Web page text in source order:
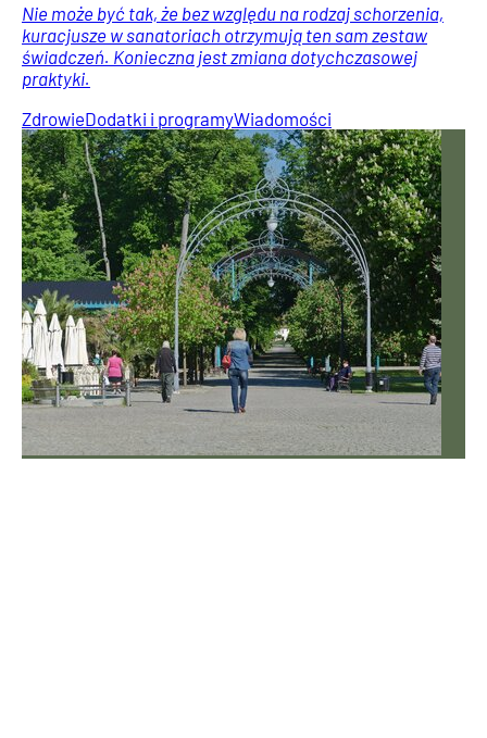
Nie może być tak, że bez względu na rodzaj schorzenia,
kuracjusze w sanatoriach otrzymują ten sam zestaw
świadczeń. Konieczna jest zmiana dotychczasowej
praktyki.
ZdrowieDodatki i programyWiadomości